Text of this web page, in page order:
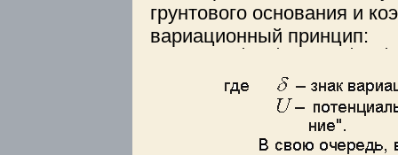
грунтового основания и
вариационный принцип: